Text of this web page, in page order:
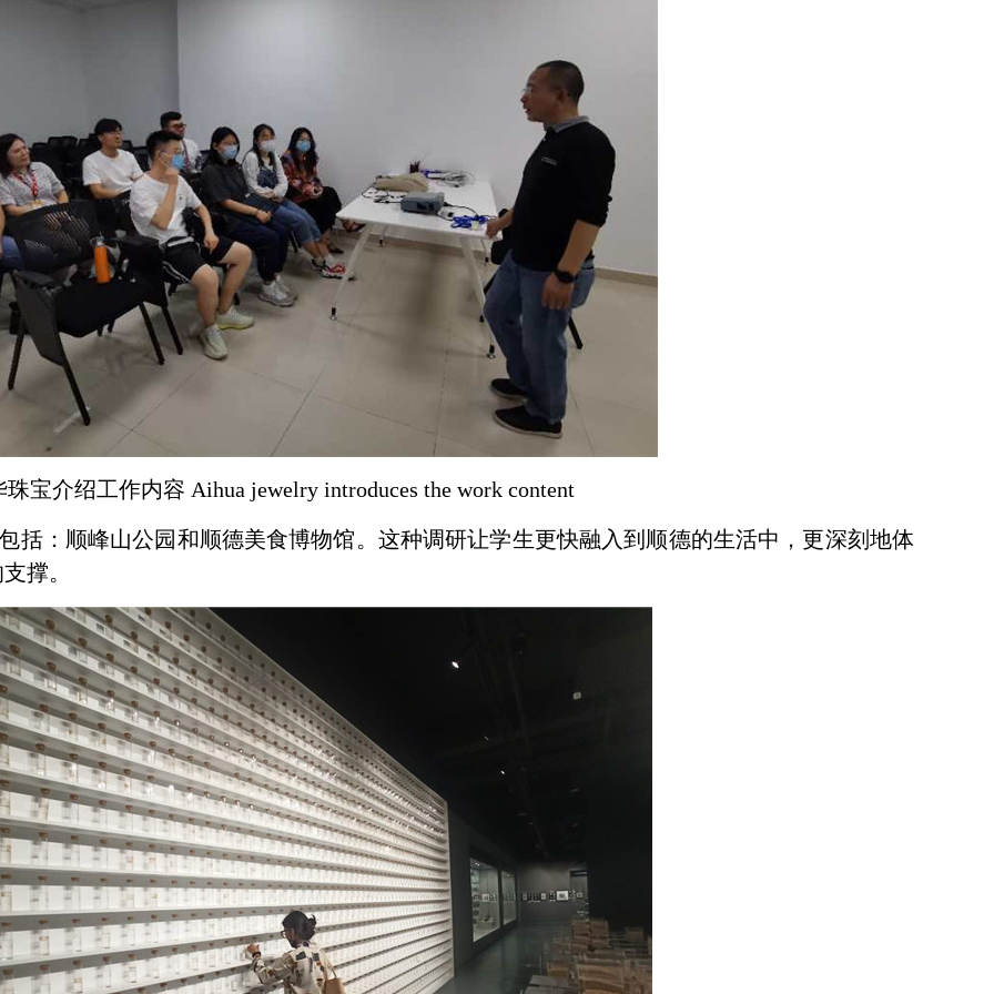
珠宝介绍工作内容 Aihua jewelry introduces the work content
括：顺峰山公园和顺德美食博物馆。这种调研让学生更快融入到顺德的生活中，更深刻地体
撑。